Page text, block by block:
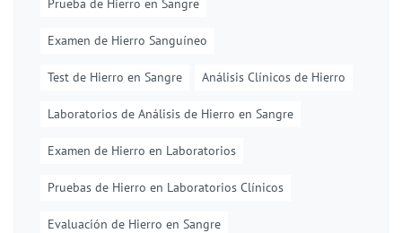
Prueba de Hierro en Sangre
Examen de Hierro Sanguíneo
Test de Hierro en Sangre Análisis Clínicos de Hierro
Laboratorios de Análisis de Hierro en Sangre
Examen de Hierro en Laboratorios
Pruebas de Hierro en Laboratorios Clínicos
Evaluación de Hierro en Sangre